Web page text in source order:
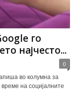
го
најчесто...
0
во колумна за
на социјалните